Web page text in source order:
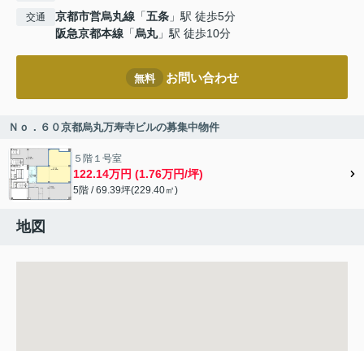
交通 京都市営烏丸線 「五条 」駅 徒歩5分
阪急京都本線 「烏丸」駅 徒歩10分
無料 お問い合わせ
Ｎｏ．６０京都烏丸万寿寺ビルの募集中物件
５階１号室
122.14万円 (1.76万円/坪)
5階 / 69.39坪(229.40㎡)
地図